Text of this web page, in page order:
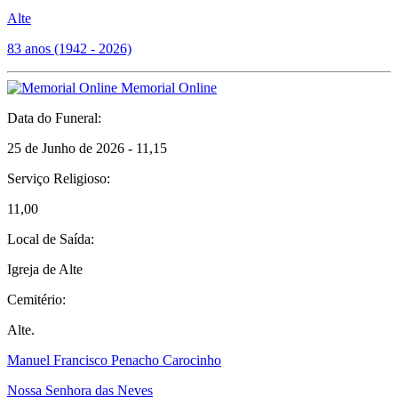
Alte
83 anos (1942 - 2026)
Memorial Online
Data do Funeral:
25 de Junho de 2026 - 11,15
Serviço Religioso:
11,00
Local de Saída:
Igreja de Alte
Cemitério:
Alte.
Manuel Francisco Penacho Carocinho
Nossa Senhora das Neves